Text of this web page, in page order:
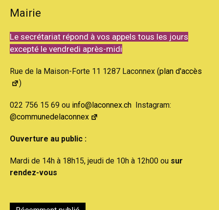
Mairie
Le secrétariat répond à vos appels tous les jours
excepté le vendredi après-midi
Rue de la Maison-Forte 11 1287 Laconnex (plan d'accès
)
022 756 15 69 ou info@laconnex.ch Instagram:
@communedelaconnex
Ouverture au public :
Mardi de 14h à 18h15, jeudi de 10h à 12h00 ou sur
rendez-vous